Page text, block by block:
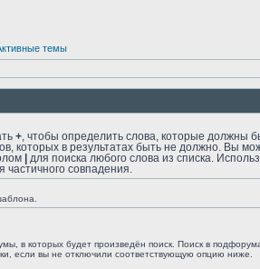
темы
+ , чтобы определить слова, которые должны
которых в результатах быть не должно. Вы
для поиска любого слова из списка.
частичного совпадения.
в которых будет произведён поиск. Поиск в
если вы не отключили соответствующую опцию ниже.